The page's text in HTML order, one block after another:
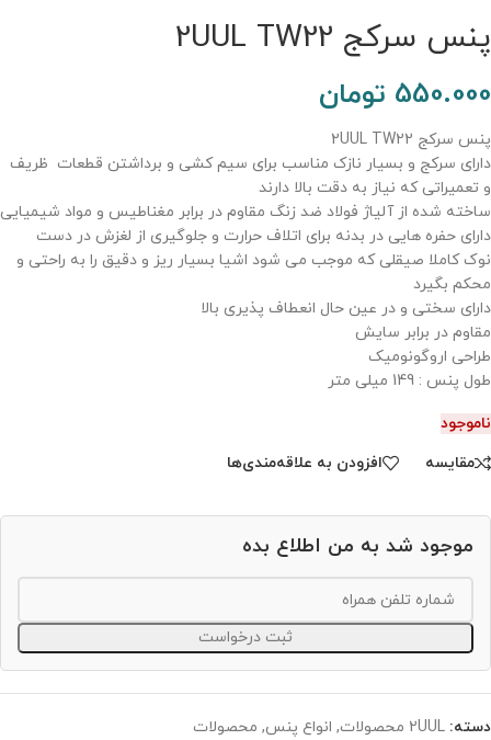
پنس سرکج 2UUL TW22
550.000 تومان
پنس سرکج 2UUL TW22
دارای سرکج و بسیار نازک مناسب برای سیم کشی و برداشتن قطعات ظریف
و تعمیراتی که نیاز به دقت بالا دارند
ساخته شده از آلیاژ فولاد ضد زنگ مقاوم در برابر مغناطیس و مواد شیمیایی
دارای حفره هایی در بدنه برای اتلاف حرارت و جلوگیری از لغزش در دست
نوک کاملا صیقلی که موجب می شود اشیا بسیار ریز و دقیق را به راحتی و
محکم بگیرد
دارای سختی و در عین حال انعطاف پذیری بالا
مقاوم در برابر سایش
طراحی اروگونومیک
طول پنس : 149 میلی متر
ناموجود
مقایسه
افزودن به علاقه‌مندی‌ها
موجود شد به من اطلاع بده
ثبت درخواست
دسته: 2UUL محصولات , انواع پنس, محصولات